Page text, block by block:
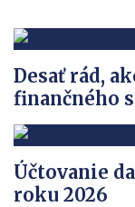
Desať rád,
finančného
Účtovanie
roku 2026